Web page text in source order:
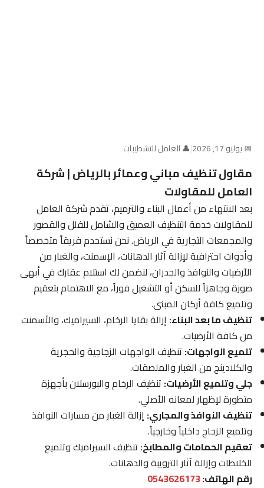
📅 يوليو 17, 2026 |👤 العامل للتشطيبات
مقاول تنظيف مباني وعمائر بالرياض | شركة
العامل للمقاولات
بعد الانتهاء من أعمال البناء والترميم، تقدم شركة العامل
للمقاولات خدمة التنظيف العميق والشامل للفلل والقصور
والمجمعات التجارية في الرياض. نحن نستخدم فريقاً متخصصاً
وأدوات احترافية لإزالة آثار الدهانات، الإسمنت، والغبار من
الأرضيات والنوافذ والجدران، لنضمن لك استلام عقارك في أبهى
صورة وجاهزاً للسكن أو التشغيل فوراً، مع الاهتمام بتعقيم
وتلميع كافة أركان المبنى.
تنظيف ما بعد البناء:إزالة بقايا الرخام، السيراميك، والأسمنت
من كافة الأرضيات.
تلميع الواجهات:تنظيف الواجهات الزجاجية والحجرية
والكلادينج من الغبار والملصقات.
جلي وتلميع الأرضيات:تنظيف الرخام والبورسلان بأجهزة
متطورة لإظهار لمعانه الأصلي.
تنظيف النوافذ والمجاري:إزالة الغبار من مسارات النوافذ
وتلميع الزجاج داخلياً وخارجياً.
تعقيم الحمامات والمطابخ:تنظيف السيراميك وتلميع
الخلاطات وإزالة آثار الترويبة والدهانات.
رقم الهاتف:0543626173